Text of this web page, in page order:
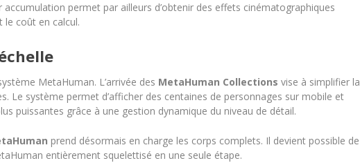
permet par ailleurs d’obtenir des effets cinématographiques
coût en calcul.
MetaHuman. L’arrivée des MetaHuman Collections vise à simplifier la
Le système permet d’afficher des centaines de personnages sur mobile et
puissantes grâce à une gestion dynamique du niveau de détail.
prend désormais en charge les corps complets. Il devient possible de
entièrement squelettisé en une seule étape.